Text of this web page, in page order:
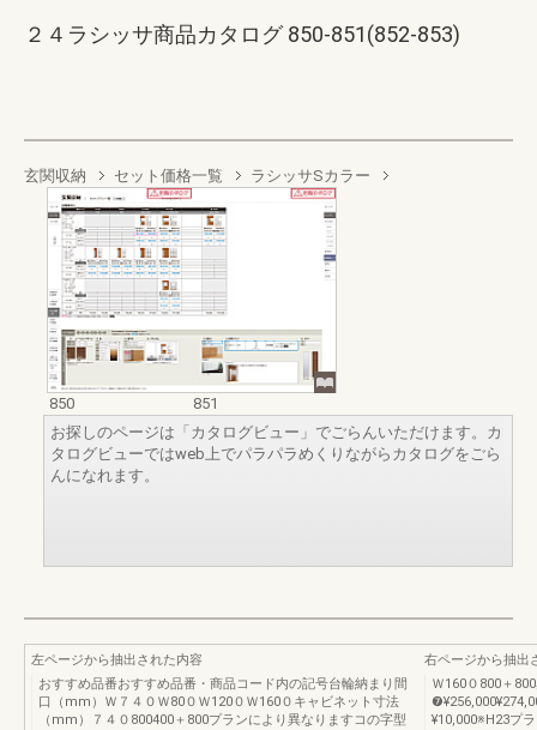
２４ラシッサ商品カタログ 850-851(852-853)
玄関収納 セット価格一覧 ラシッサSカラー
850
851
お探しのページは「カタログビュー」でごらんいただけます。カ
タログビューではweb上でパラパラめくりながらカタログをごら
んになれます。
左ページから抽出された内容
おすすめ品番おすすめ品番・商品コード内の記号台輪納まり間
口（mm）Ｗ７４０Ｗ80０Ｗ120０Ｗ160０キャビネット寸法
（mm）７４０800400＋800プランにより異なりますコの字型
右ページから抽出
Ｗ160０800＋
¥10,000※H23プ